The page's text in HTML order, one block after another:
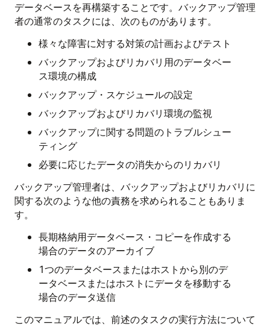
データベースを再構築することです。バックアップ管理
者の通常のタスクには、次のものがあります。
様々な障害に対する対策の計画およびテスト
バックアップおよびリカバリ用のデータベー
ス環境の構成
バックアップ・スケジュールの設定
バックアップおよびリカバリ環境の監視
バックアップに関する問題のトラブルシュー
ティング
必要に応じたデータの消失からのリカバリ
バックアップ管理者は、バックアップおよびリカバリに
関する次のような他の責務を求められることもありま
す。
長期格納用データベース・コピーを作成する
場合のデータのアーカイブ
1つのデータベースまたはホストから別のデ
ータベースまたはホストにデータを移動する
場合のデータ送信
このマニュアルでは、前述のタスクの実行方法について